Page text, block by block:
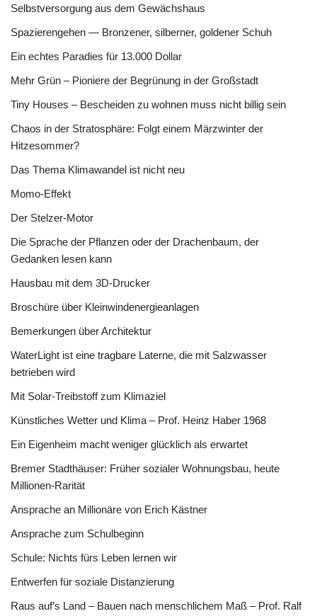
Selbstversorgung aus dem Gewächshaus
Spazierengehen — Bronzener, silberner, goldener Schuh
Ein echtes Paradies für 13.000 Dollar
Mehr Grün – Pioniere der Begrünung in der Großstadt
Tiny Houses – Bescheiden zu wohnen muss nicht billig sein
Chaos in der Stratosphäre: Folgt einem Märzwinter der
Hitzesommer?
Das Thema Klimawandel ist nicht neu
Momo-Effekt
Der Stelzer-Motor
Die Sprache der Pflanzen oder der Drachenbaum, der
Gedanken lesen kann
Hausbau mit dem 3D-Drucker
Broschüre über Kleinwindenergieanlagen
Bemerkungen über Architektur
WaterLight ist eine tragbare Laterne, die mit Salzwasser
betrieben wird
Mit Solar-Treibstoff zum Klimaziel
Künstliches Wetter und Klima – Prof. Heinz Haber 1968
Ein Eigenheim macht weniger glücklich als erwartet
Bremer Stadthäuser: Früher sozialer Wohnungsbau, heute
Millionen-Rarität
Ansprache an Millionäre von Erich Kästner
Ansprache zum Schulbeginn
Schule: Nichts fürs Leben lernen wir
Entwerfen für soziale Distanzierung
Raus auf’s Land – Bauen nach menschlichem Maß – Prof. Ralf